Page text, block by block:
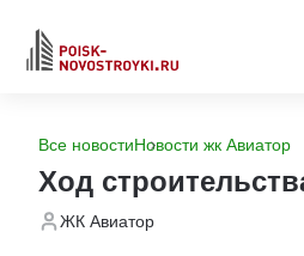
Все новостиНовости жк Авиатор
Ход
ЖК Авиатор